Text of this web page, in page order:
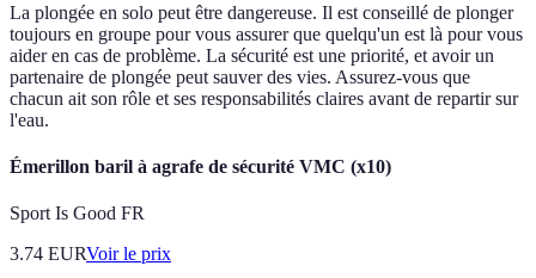
La plongée en solo peut être dangereuse. Il est conseillé de plonger
toujours en groupe pour vous assurer que quelqu'un est là pour vous
aider en cas de problème. La sécurité est une priorité, et avoir un
partenaire de plongée peut sauver des vies. Assurez-vous que
chacun ait son rôle et ses responsabilités claires avant de repartir sur
l'eau.
Émerillon baril à agrafe de sécurité VMC (x10)
Sport Is Good FR
3.74 EURVoir le prix